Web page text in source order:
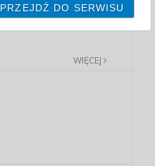
WIĘCEJ
PRZEJDŹ DO SERWISU